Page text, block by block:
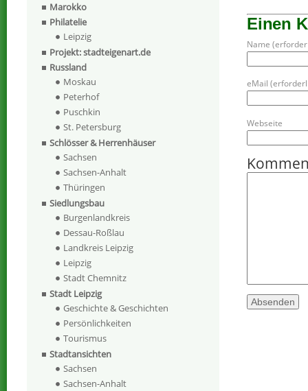
Einen
Name
eMail
Webseite
Marokko
Philatelie
Leipzig
Projekt: stadteigenart.de
Russland
Moskau
Peterhof
Puschkin
St. Petersburg
Schlösser & Herrenhäuser
Sachsen
Sachsen-Anhalt
Thüringen
Siedlungsbau
Burgenlandkreis
Dessau-Roßlau
Landkreis Leipzig
Leipzig
Stadt Chemnitz
Stadt Leipzig
Geschichte & Geschichten
Persönlichkeiten
Tourismus
Stadtansichten
Sachsen
Sachsen-Anhalt